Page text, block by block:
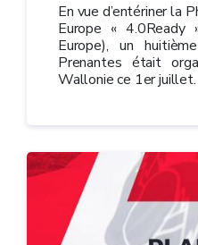
En vue d’entériner la
Europe « 4.0Ready
Europe), un
Prenantes était
Wallonie ce 1er juillet.